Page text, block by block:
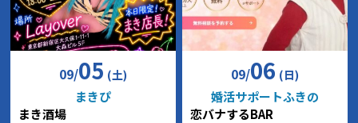
09/05 (土)
まきぴ
まき酒場
09/06 (日)
婚活サポートふきの
恋バナするBAR